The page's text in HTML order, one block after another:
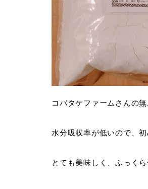
コバタケファームさんの
水分吸収率が低いので、
とても美味しく、ふっく